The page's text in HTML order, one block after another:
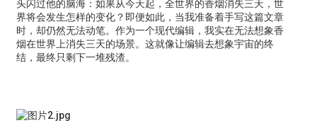
头闪过他的脑海：如果从今天起，全世界的香烟消失三天，世
界将会发生怎样的变化？即便如此，当我准备着手写这篇文章
时，却仍然无法动笔。作为一个现代编辑，我实在无法想象香
烟在世界上消失三天的场景。这就像让编辑去想象宇宙的终
结，最终只剩下一堆残渣。